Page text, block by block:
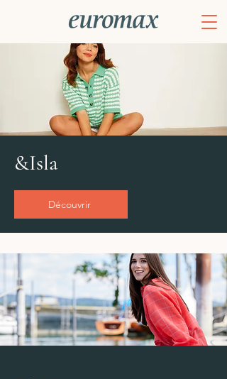
&Isla
Découvrir